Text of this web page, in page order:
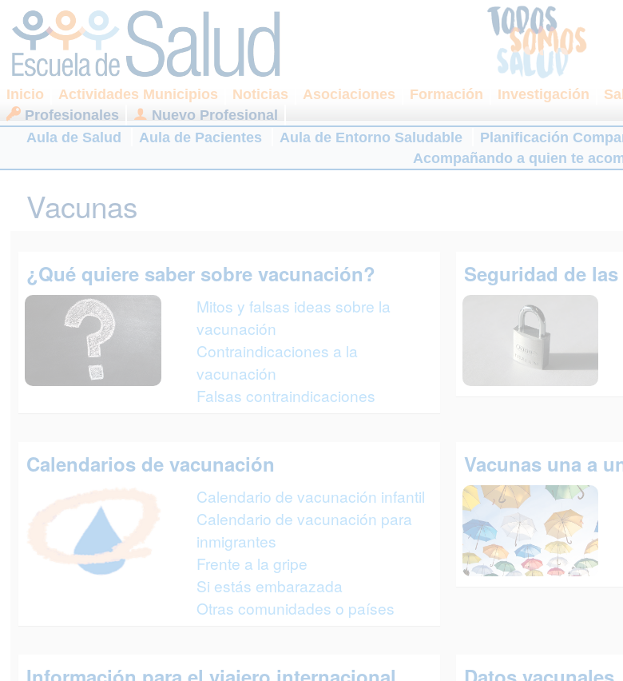
Inicio Actividades Municipios Noticias Asociaciones Formación Investigación
Profesionales
Nuevo Profesional
Aula de Salud
Aula de Pacientes Aula de Entorno Saludable Planificación
Acompañando a quien te
Vacunas
¿Qué quiere saber sobre vacunación?
Mitos y falsas ideas sobre la
vacunación
Contraindicaciones a la
vacunación
Falsas contraindicaciones
Seguridad de
Calendarios de vacunación
Calendario de vacunación infantil
Calendario de vacunación para
inmigrantes
Frente a la gripe
Si estás embarazada
Otras comunidades o países
Vacunas una a